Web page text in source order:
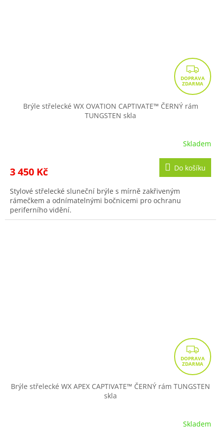
Z
D
A
Brýle střelecké WX OVATION CAPTIVATE™ ČERNÝ rám
TUNGSTEN skla
Skladem
3 450 Kč Do košíku
Stylové střelecké sluneční brýle s mírně zakřiveným
rámečkem a odnímatelnými bočnicemi pro ochranu
periferního vidění.
Z
D
A
R
Brýle střelecké WX APEX CAPTIVATE™ ČERNÝ rám TUNGSTEN
skla
Skladem